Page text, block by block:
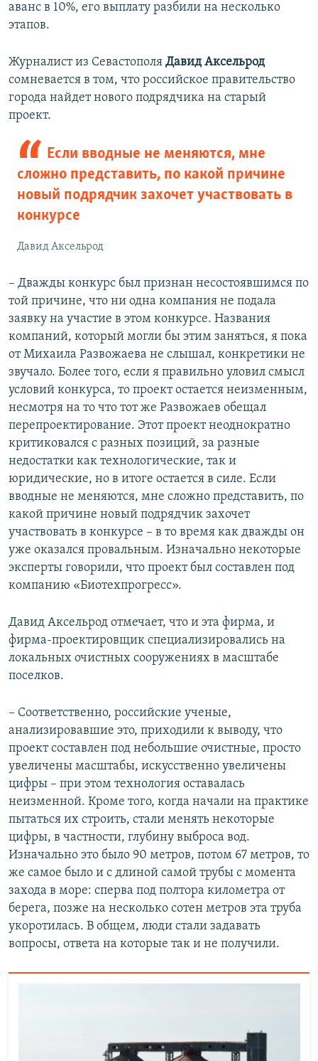
аванс в 10%, его выплату разбили на несколько
этапов.
Журналист из Севастополя Давид Аксельрод
сомневается в том, что российское правительство
города найдет нового подрядчика на старый
проект.
Если вводные не меняются, мне
сложно представить, по какой причине
новый подрядчик захочет участвовать в
конкурсе
Давид Аксельрод
– Дважды конкурс был признан несостоявшимся по
той причине, что ни одна компания не подала
заявку на участие в этом конкурсе. Названия
компаний, который могли бы этим заняться, я пока
от Михаила Развожаева не слышал, конкретики не
звучало. Более того, если я правильно уловил смысл
условий конкурса, то проект остается неизменным,
несмотря на то что тот же Развожаев обещал
перепроектирование. Этот проект неоднократно
критиковался с разных позиций, за разные
недостатки как технологические, так и
юридические, но в итоге остается в силе. Если
вводные не меняются, мне сложно представить, по
какой причине новый подрядчик захочет
участвовать в конкурсе – в то время как дважды он
уже оказался провальным. Изначально некоторые
эксперты говорили, что проект был составлен под
компанию «Биотехпрогресс».
Давид Аксельрод отмечает, что и эта фирма, и
фирма-проектировщик специализировались на
локальных очистных сооружениях в масштабе
поселков.
– Соответственно, российские ученые,
анализировавшие это, приходили к выводу, что
проект составлен под небольшие очистные, просто
увеличены масштабы, искусственно увеличены
цифры – при этом технология оставалась
неизменной. Кроме того, когда начали на практике
пытаться их строить, стали менять некоторые
цифры, в частности, глубину выброса вод.
Изначально это было 90 метров, потом 67 метров, то
же самое было и с длиной самой трубы с момента
захода в море: сперва под полтора километра от
берега, позже на несколько сотен метров эта труба
укоротилась. В общем, люди стали задавать
вопросы, ответа на которые так и не получили.